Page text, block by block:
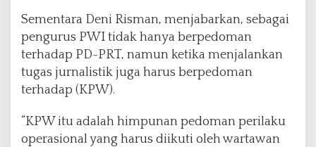
Sementara Deni Risman, menjabarkan, sebagai
pengurus PWI tidak hanya berpedoman
terhadap PD-PRT, namun ketika menjalankan
tugas jurnalistik juga harus berpedoman
terhadap (KPW).
“KPW itu adalah himpunan pedoman perilaku
operasional yang harus diikuti oleh wartawan